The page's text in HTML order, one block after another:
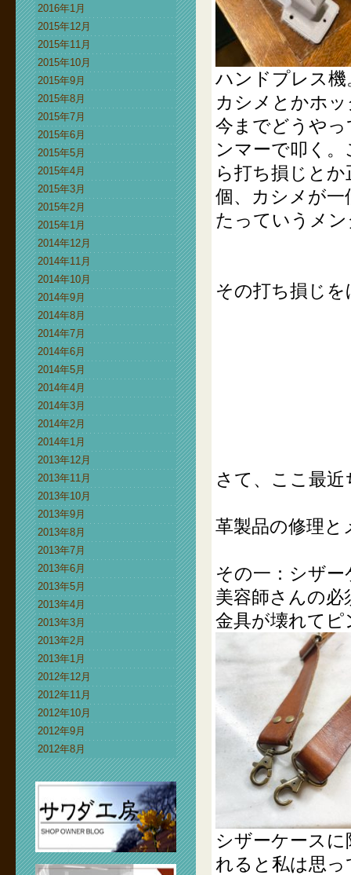
2016年1月
2015年12月
2015年11月
2015年10月
2015年9月
2015年8月
2015年7月
2015年6月
2015年5月
2015年4月
2015年3月
2015年2月
2015年1月
2014年12月
2014年11月
2014年10月
2014年9月
2014年8月
2014年7月
2014年6月
2014年5月
2014年4月
2014年3月
2014年2月
2014年1月
2013年12月
2013年11月
2013年10月
2013年9月
2013年8月
2013年7月
2013年6月
2013年5月
2013年4月
2013年3月
2013年2月
2013年1月
2012年12月
2012年11月
2012年10月
2012年9月
2012年8月
ハンドプレス機
カシメとかホ
今までどうや
ンマーで叩く
ら打ち損じと
個、カシメが
たっていうメ
その打ち損じ
さて、ここ最
革製品の修理
その一：シザー
美容師さんの
金具が壊れて
シザーケース
れると私は思